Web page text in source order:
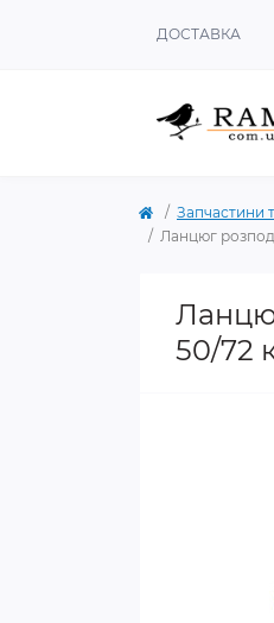
ДОСТАВКА
Запчастини
Ланцюг
50/72